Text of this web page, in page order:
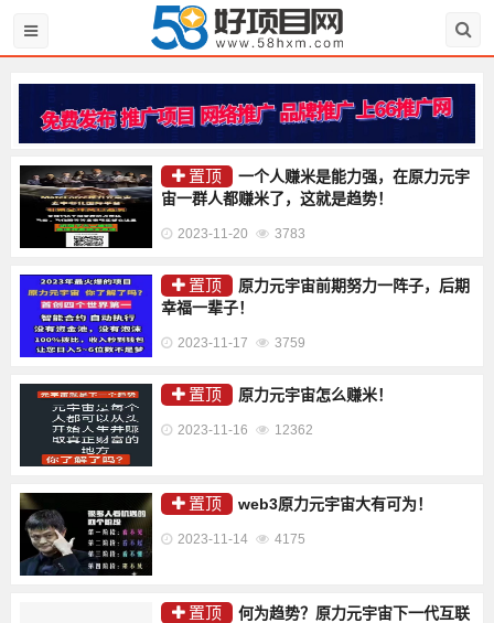
置顶
一个人赚米是能力强，在原力元宇
宙一群人都赚米了，这就是趋势！
2023-11-20 3783
置顶
原力元宇宙前期努力一阵子，后期
幸福一辈子！
2023-11-17 3759
置顶 原力元宇宙怎么赚米！
2023-11-16 12362
置顶 web3原力元宇宙大有可为！
2023-11-14 4175
置顶
何为趋势？原力元宇宙下一代互联